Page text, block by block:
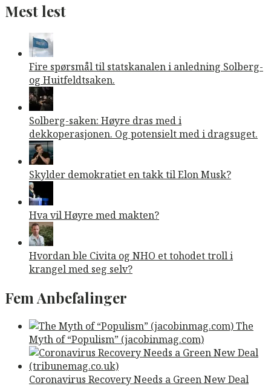
Mest lest
Fire spørsmål til statskanalen i anledning Solberg-
og Huitfeldtsaken.
Solberg-saken: Høyre dras med i
dekkoperasjonen. Og potensielt med i dragsuget.
Skylder demokratiet en takk til Elon Musk?
Hva vil Høyre med makten?
Hvordan ble Civita og NHO et tohodet troll i
krangel med seg selv?
Fem Anbefalinger
The
Myth of “Populism” (jacobinmag.com)
Coronavirus Recovery Needs a Green New Deal